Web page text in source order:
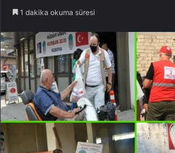
1 dakika okuma süresi